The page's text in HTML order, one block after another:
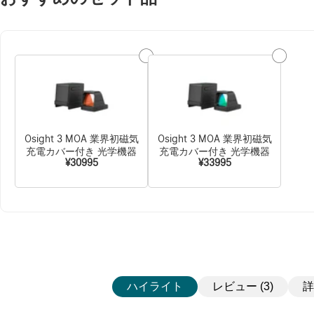
Osight 3 MOA 業界初磁気
充電カバー付き 光学機器
¥30995
Osight 3 MOA 業界初磁気
充電カバー付き 光学機器
¥33995
ハイライト レビュー (3)